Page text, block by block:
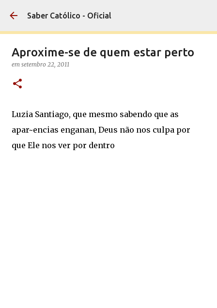
Pular para o conteúdo principal
Saber Católico - Oficial
Aproxime-se de quem estar perto
em setembro 22, 2011
Luzia Santiago, que mesmo sabendo que as
apar~encias enganan, Deus não nos culpa por
que Ele nos ver por dentro